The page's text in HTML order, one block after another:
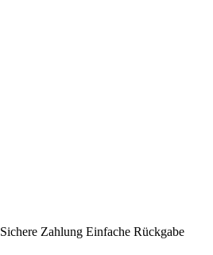
Sichere Zahlung Einfache Rückgabe